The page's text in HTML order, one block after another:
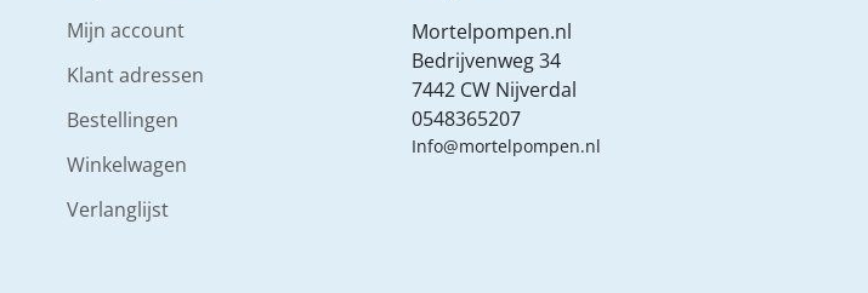
Mijn account
Klant adressen
Bestellingen
Winkelwagen
Verlanglijst
Mortelpompen.nl
Bedrijvenweg 34
7442 CW Nijverdal
0548365207
Info@mortelpompen.nl